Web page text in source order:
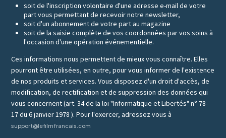
soit de l'inscription volontaire d'une adresse e-mail de votre
part vous permettant de recevoir notre newsletter,
soit d'un abonnement de votre part au magazine
soit de la saisie complète de vos coordonnées par vos soins à
l'occasion d'une opération événementielle.
Ces informations nous permettent de mieux vous connaître. Elles
pourront être utilisées, en outre, pour vous informer de l'existence
de nos produits et services. Vous disposez d'un droit d'accès, de
modification, de rectification et de suppression des données qui
vous concernent (art. 34 de la loi "Informatique et Libertés" n° 78-
17 du 6 janvier 1978 ). Pour l'exercer, adressez vous à
support@lefilmfrancais.com